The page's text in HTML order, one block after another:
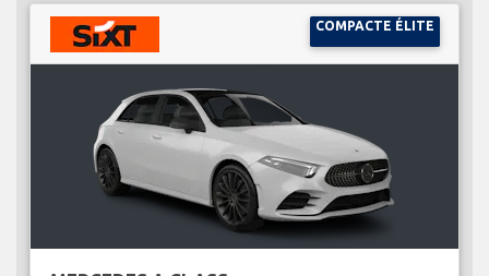
COMPACTE ÉLITE